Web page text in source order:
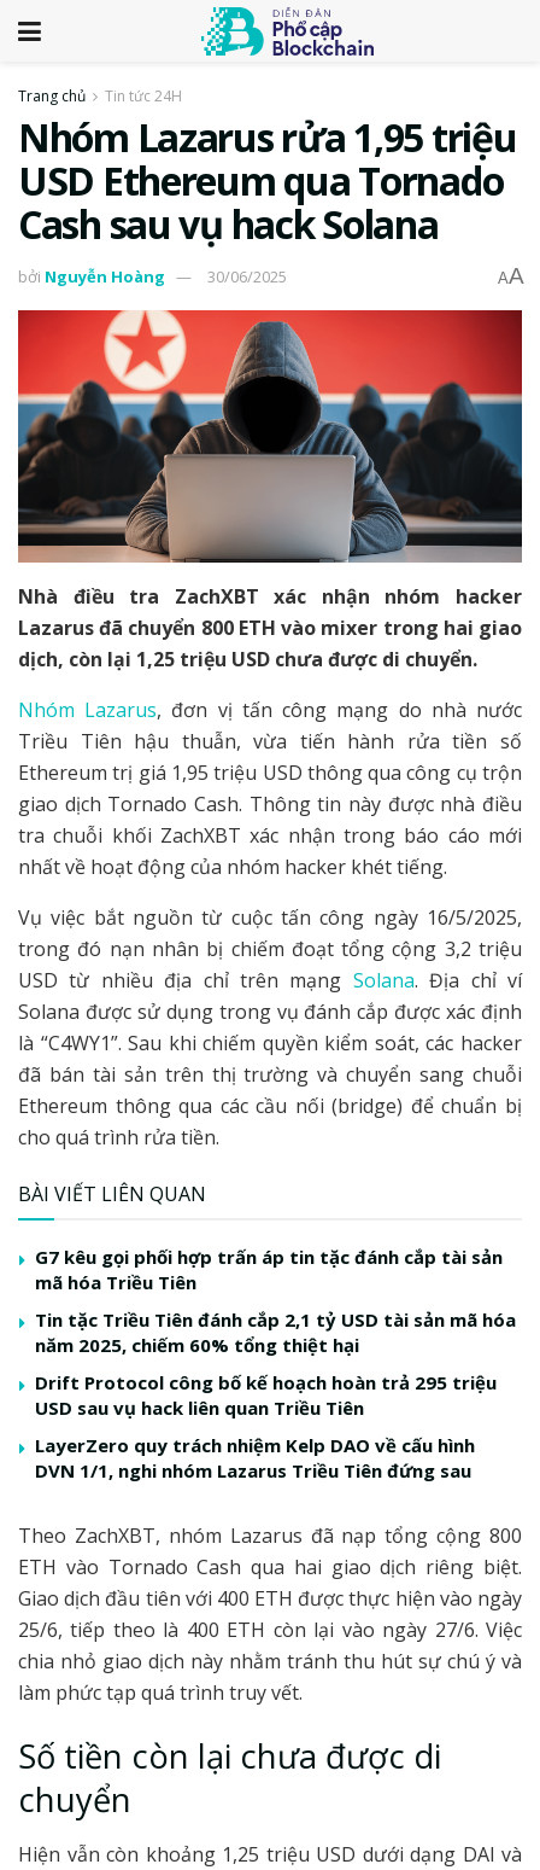
Trang chủ Tin tức 24H
Nhóm Lazarus rửa 1,95 triệu
USD Ethereum qua Tornado
Cash sau vụ hack Solana
bởi Nguyễn Hoàng 30/06/2025 AA
Nhà điều tra ZachXBT xác nhận nhóm hacker
Lazarus đã chuyển 800 ETH vào mixer trong hai giao
dịch, còn lại 1,25 triệu USD chưa được di chuyển.
Nhóm Lazarus, đơn vị tấn công mạng do nhà nước
Triều Tiên hậu thuẫn, vừa tiến hành rửa tiền số
Ethereum trị giá 1,95 triệu USD thông qua công cụ trộn
giao dịch Tornado Cash. Thông tin này được nhà điều
tra chuỗi khối ZachXBT xác nhận trong báo cáo mới
nhất về hoạt động của nhóm hacker khét tiếng.
Vụ việc bắt nguồn từ cuộc tấn công ngày 16/5/2025,
trong đó nạn nhân bị chiếm đoạt tổng cộng 3,2 triệu
USD từ nhiều địa chỉ trên mạng Solana. Địa chỉ ví
Solana được sử dụng trong vụ đánh cắp được xác định
là “C4WY1”. Sau khi chiếm quyền kiểm soát, các hacker
đã bán tài sản trên thị trường và chuyển sang chuỗi
Ethereum thông qua các cầu nối (bridge) để chuẩn bị
cho quá trình rửa tiền.
BÀI VIẾT LIÊN QUAN
G7 kêu gọi phối hợp trấn áp tin tặc đánh cắp tài sản
mã hóa Triều Tiên
Tin tặc Triều Tiên đánh cắp 2,1 tỷ USD tài sản mã hóa
năm 2025, chiếm 60% tổng thiệt hại
Drift Protocol công bố kế hoạch hoàn trả 295 triệu
USD sau vụ hack liên quan Triều Tiên
LayerZero quy trách nhiệm Kelp DAO về cấu hình
DVN 1/1, nghi nhóm Lazarus Triều Tiên đứng sau
Theo ZachXBT, nhóm Lazarus đã nạp tổng cộng 800
ETH vào Tornado Cash qua hai giao dịch riêng biệt.
Giao dịch đầu tiên với 400 ETH được thực hiện vào ngày
25/6, tiếp theo là 400 ETH còn lại vào ngày 27/6. Việc
chia nhỏ giao dịch này nhằm tránh thu hút sự chú ý và
làm phức tạp quá trình truy vết.
Số tiền còn lại chưa được di
chuyển
Hiện vẫn còn khoảng 1,25 triệu USD dưới dạng DAI và